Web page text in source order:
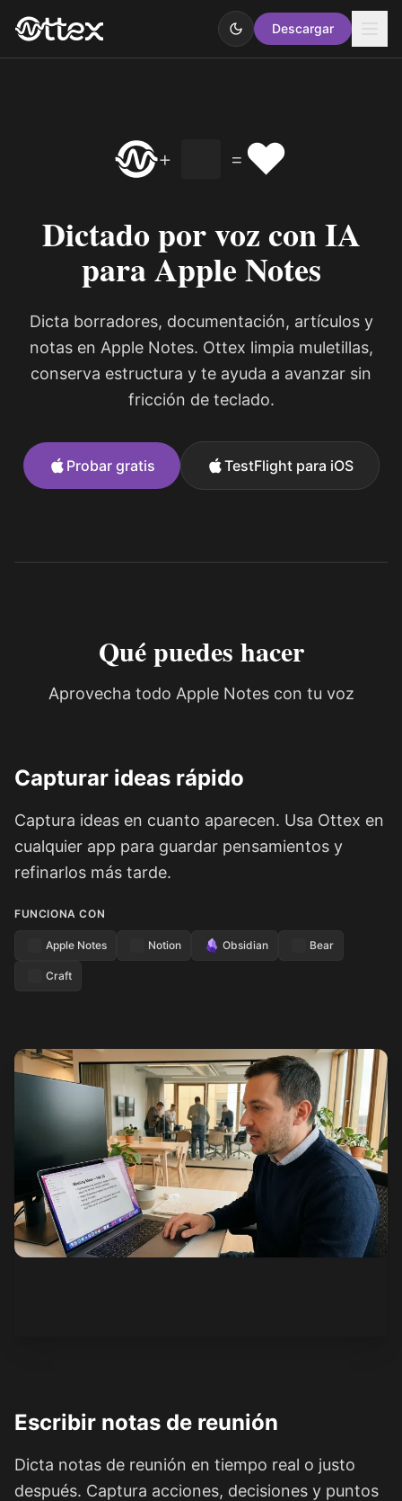
Descargar
+ = ❤️
Dictado por voz con IA
para Apple Notes
Dicta borradores, documentación, artículos y
notas en Apple Notes. Ottex limpia muletillas,
conserva estructura y te ayuda a avanzar sin
fricción de teclado.
Probar gratis TestFlight para iOS
Qué puedes hacer
Aprovecha todo Apple Notes con tu voz
Capturar ideas rápido
Captura ideas en cuanto aparecen. Usa Ottex en
cualquier app para guardar pensamientos y
refinarlos más tarde.
FUNCIONA CON
Apple Notes Notion Obsidian Bear
Craft
Escribir notas de reunión
Dicta notas de reunión en tiempo real o justo
después. Captura acciones, decisiones y puntos